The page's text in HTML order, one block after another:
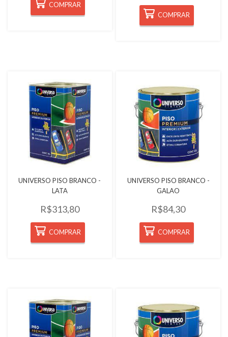
COMPRAR
COMPRAR
Quickview
UNIVERSO PISO BRANCO -
LATA
R$313,80
COMPRAR
Quickview
UNIVERSO PISO BRANCO -
GALAO
R$84,30
COMPRAR